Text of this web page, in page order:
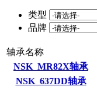
类型
品牌
轴承名称
NSK MR82X轴承
NSK 637DD轴承